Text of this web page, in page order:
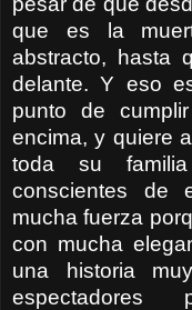
que es la
abstracto, hasta
delante. Y eso
punto de
encima, y quiere
toda su
conscientes de
mucha fuerza
con mucha
una historia
espectadores